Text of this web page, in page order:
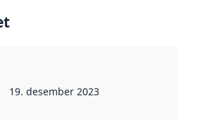
19. desember 2023